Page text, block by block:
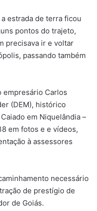
estrada de terra ficou
pontos do trajeto,
precisava ir e voltar
passando também
empresário Carlos
(DEM), histórico
em Niquelândia –
em fotos e e vídeos,
à assessores
necessário
de prestígio de
de Goiás.